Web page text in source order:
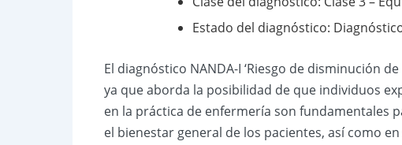
Estado del diagnóstico:
El diagnóstico NANDA-I ‘Riesgo de disminución
ya que aborda la posibilidad de que individuos
en la práctica de enfermería son fundamentales
el bienestar general de los pacientes, así como